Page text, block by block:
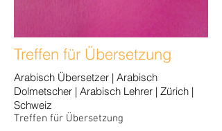
Treffen für Übersetzung
Arabisch Übersetzer | Arabisch
Dolmetscher | Arabisch Lehrer | Zürich |
Schweiz
Treffen für Übersetzung